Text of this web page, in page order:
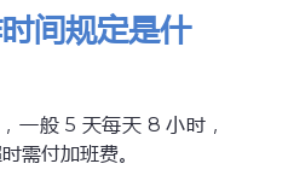
间规定是什
一般 5 天每天 8 小时，
需付加班费。